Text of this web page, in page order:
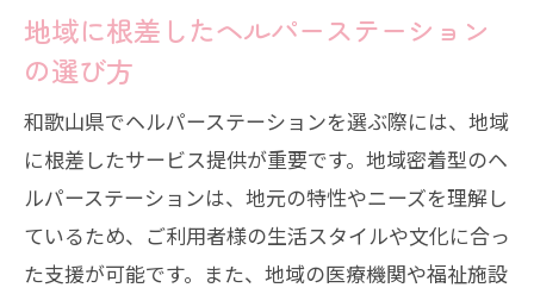
高齢者のニーズに合ったサービス選び
ご家族様とのコミュニケーションを大切
に
訪問頻度と介護プランの確認ポイント
医療との連携が取れているかを確認
予算に合ったサービスを選ぶための注意
点
地域に根差したヘルパーステーション
の選び方
和歌山県でヘルパーステーションを選ぶ際には、地域
に根差したサービス提供が重要です。地域密着型のヘ
ルパーステーションは、地元の特性やニーズを理解し
ているため、ご利用者様の生活スタイルや文化に合っ
た支援が可能です。また、地域の医療機関や福祉施設